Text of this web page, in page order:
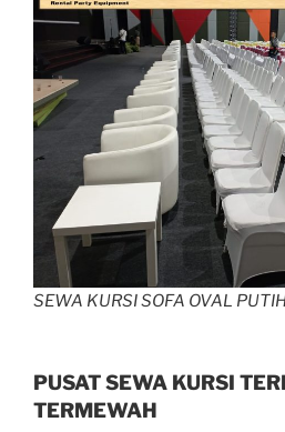
SEWA KURSI SOFA OVAL
PUSAT SEWA KURSI
TERMEWAH